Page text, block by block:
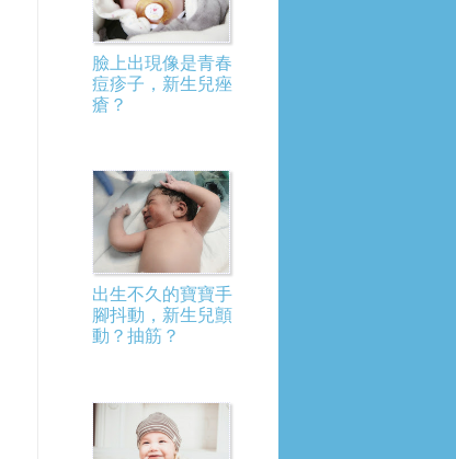
臉上出現像是青春
痘疹子，新生兒痤
瘡？
出生不久的寶寶手
腳抖動，新生兒顫
動？抽筋？